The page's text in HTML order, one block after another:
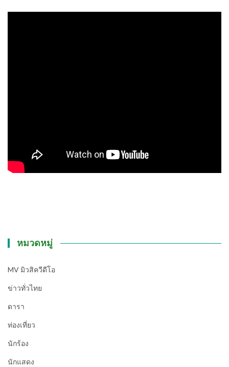
หมวดหมู่
MV มิวสิควีดีโอ
ข่าวทั่วไทย
ดารา
ท่องเที่ยว
นักร้อง
นักแสดง